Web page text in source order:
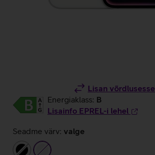
Lisan võrdlusesse
Energiaklass: B
Lisainfo EPREL-i lehel
Seadme värv: valge
must
valge